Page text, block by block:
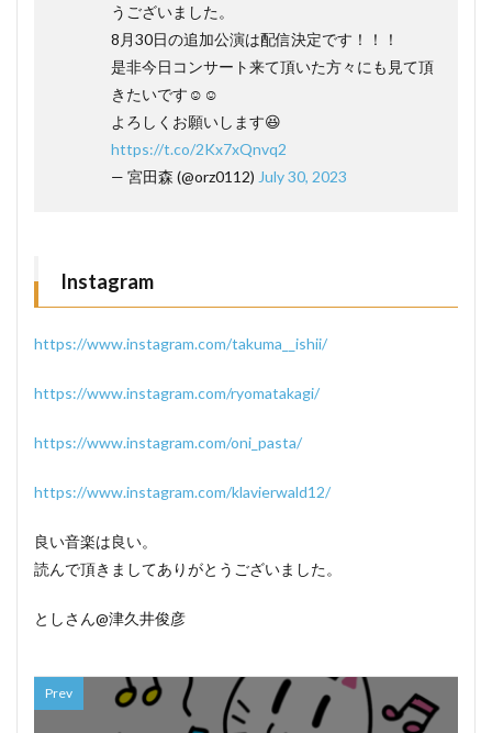
うございました。
8月30日の追加公演は配信決定です！！！
是非今日コンサート来て頂いた方々にも見て頂
きたいです☺️☺️
よろしくお願いします😆
https://t.co/2Kx7xQnvq2
— 宮田森 (@orz0112) July 30, 2023
Instagram
https://www.instagram.com/takuma__ishii/
https://www.instagram.com/ryomatakagi/
https://www.instagram.com/oni_pasta/
https://www.instagram.com/klavierwald12/
良い音楽は良い。
読んで頂きましてありがとうございました。
としさん@津久井俊彦
Prev